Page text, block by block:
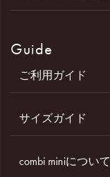
Guide
ご利用ガイド
サイズガイド
combi miniについて